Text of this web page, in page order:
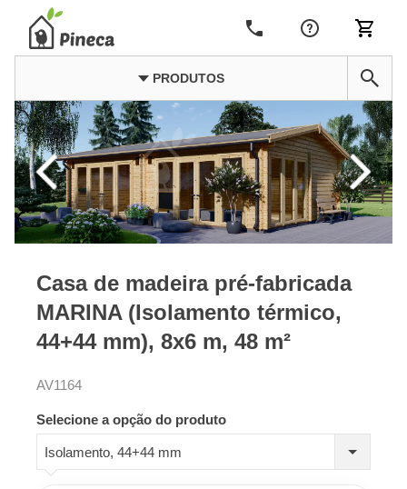
PRODUTOS
Casa de madeira pré-fabricada
MARINA (Isolamento térmico,
44+44 mm), 8x6 m, 48 m²
AV1164
Selecione a opção do produto
Isolamento, 44+44 mm